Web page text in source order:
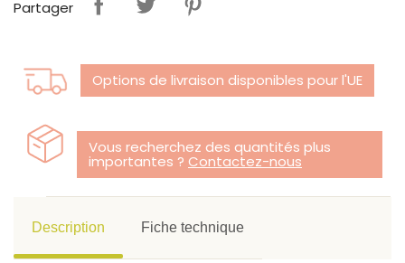
Partager
Options de livraison disponibles pour l'UE
Vous recherchez des quantités plus
importantes ? Contactez-nous
Description Fiche technique